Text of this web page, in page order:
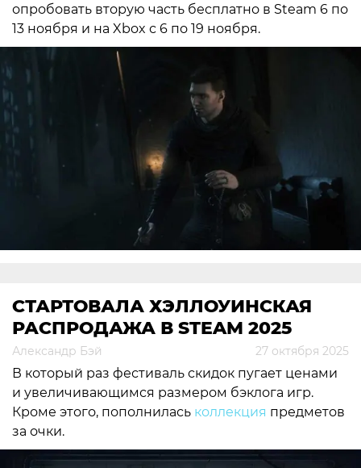
опробовать вторую часть бесплатно в Steam 6 по
13 ноября и на Xbox с 6 по 19 ноября.
СТАРТОВАЛА ХЭЛЛОУИНСКАЯ
РАСПРОДАЖА В STEAM 2025
Александр Бэй 27 октября 2025
В который раз фестиваль скидок пугает ценами
и увеличивающимся размером бэклога игр.
Кроме этого, пополнилась коллекция предметов
за очки.